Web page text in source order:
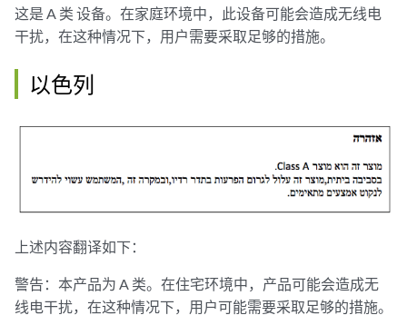
这是 A 类 设备。在家庭环境中，此设备可能会造成无线电
干扰，在这种情况下，用户需要采取足够的措施。
以色列
上述内容翻译如下：
警告：本产品为 A 类。在住宅环境中，产品可能会造成无
线电干扰，在这种情况下，用户可能需要采取足够的措施。